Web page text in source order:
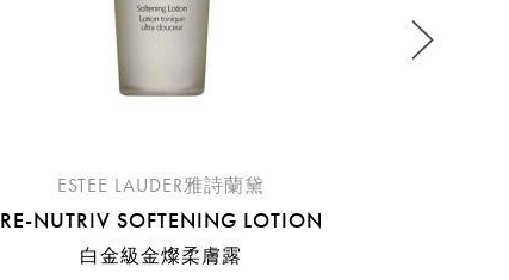
ESTEE LAUDER雅詩蘭黛
RE-NUTRIV SOFTENING LOTION
白金級金燦柔膚露